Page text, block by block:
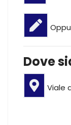
Dove
Viale